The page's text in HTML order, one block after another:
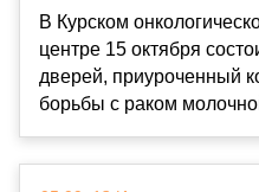
В Курском
центре 15 октября
дверей, приуроченный
борьбы с раком